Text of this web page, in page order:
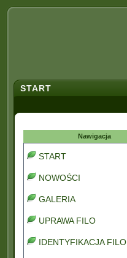
START
Nawigacja
START
NOWOŚCI
GALERIA
UPRAWA FILO
IDENTYFIKACJA FILO